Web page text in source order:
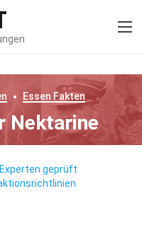
Essen Fakten
Nektarine
geprüft